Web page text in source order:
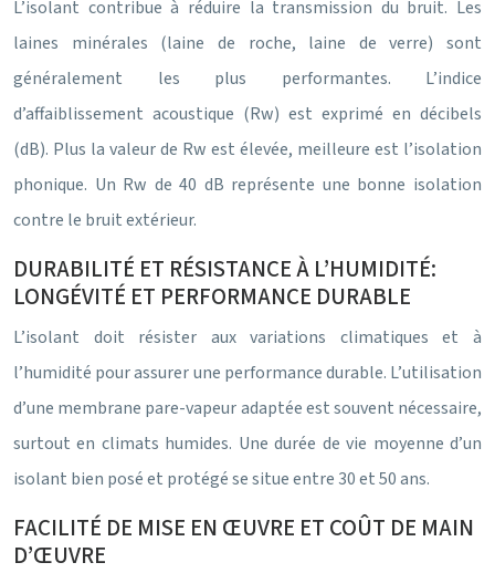
L’isolant contribue à réduire la transmission du bruit. Les
laines minérales (laine de roche, laine de verre) sont
généralement les plus performantes. L’indice
d’affaiblissement acoustique (Rw) est exprimé en décibels
(dB). Plus la valeur de Rw est élevée, meilleure est l’isolation
phonique. Un Rw de 40 dB représente une bonne isolation
contre le bruit extérieur.
DURABILITÉ ET RÉSISTANCE À L’HUMIDITÉ:
LONGÉVITÉ ET PERFORMANCE DURABLE
L’isolant doit résister aux variations climatiques et à
l’humidité pour assurer une performance durable. L’utilisation
d’une membrane pare-vapeur adaptée est souvent nécessaire,
surtout en climats humides. Une durée de vie moyenne d’un
isolant bien posé et protégé se situe entre 30 et 50 ans.
FACILITÉ DE MISE EN ŒUVRE ET COÛT DE MAIN
D’ŒUVRE